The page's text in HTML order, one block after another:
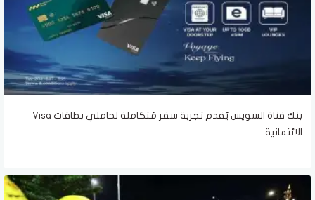
بنك قناة السويس يُقدم تجربة سفر مُتكاملة لحاملي بطاقات Visa
الائتمانية